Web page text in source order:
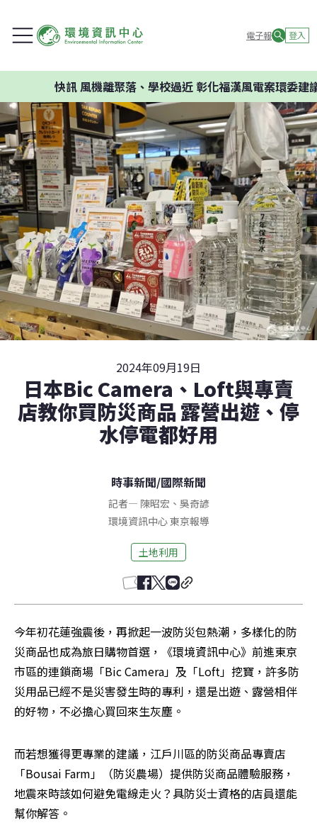
電子報 登入
風機離聚落、學校過近 彰化福漢風電案環委建議不應開
2024年09月19日
日本Bic Camera、Loft與專賣
店教你買防災商品 露營出遊、停
水停電都好用
時事新聞/國際新聞
記者— 陳昭宏 、 吳奇諺
環境資訊中心東京報導
土地利用
今年初花蓮強震後，再掀起一波防災包熱潮，多樣化的防
災商品也成為旅日購物首選，《環境資訊中心》前進東京
市區的連鎖商場「Bic Camera」及「Loft」挖寶，許多防
災用品已經不是災害發生時的專利，還是出遊、露營相伴
的好物，不必擔心買回來生灰塵。
而若想獲得更專業的建議，江戶川區的防災商品專賣店
「Bousai Farm」（防災農場）提供防災商品體驗服務，
地震來時該如何避免電線走火？具防災士資格的店員還能
幫你解答。